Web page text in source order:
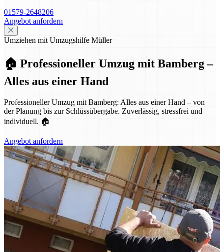
01579-2648206
Angebot anfordern
Umziehen mit Umzugshilfe Müller
🏠 Professioneller Umzug mit Bamberg –
Alles aus einer Hand
Professioneller Umzug mit Bamberg: Alles aus einer Hand – von
der Planung bis zur Schlüssübergabe. Zuverlässig, stressfrei und
individuell. 🏠
Angebot anfordern